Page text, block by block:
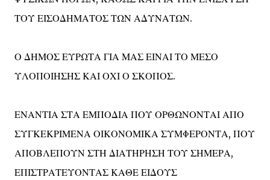
ΤΟΥ ΕΙΣΟΔΗΜΑΤΟΣ ΤΩΝ ΑΔΥΝΑΤΩΝ.
Ο ΔΗΜΟΣ ΕΥΡΩΤΑ ΓΙΑ ΜΑΣ ΕΙΝΑΙ ΤΟ ΜΕΣΟ
ΥΛΟΠΟΙΗΣΗΣ ΚΑΙ ΟΧΙ Ο ΣΚΟΠΟΣ.
ΕΝΑΝΤΙΑ ΣΤΑ ΕΜΠΟΔΙΑ ΠΟΥ ΟΡΘΩΝΟΝΤΑΙ ΑΠΟ
ΣΥΓΚΕΚΡΙΜΕΝΑ ΟΙΚΟΝΟΜΙΚΑ ΣΥΜΦΕΡΟΝΤΑ, ΠΟΥ
ΑΠΟΒΛΕΠΟΥΝ ΣΤΗ ΔΙΑΤΗΡΗΣΗ ΤΟΥ ΣΗΜΕΡΑ,
ΕΠΙΣΤΡΑΤΕΥΟΝΤΑΣ ΚΑΘΕ ΕΙΔΟΥΣ